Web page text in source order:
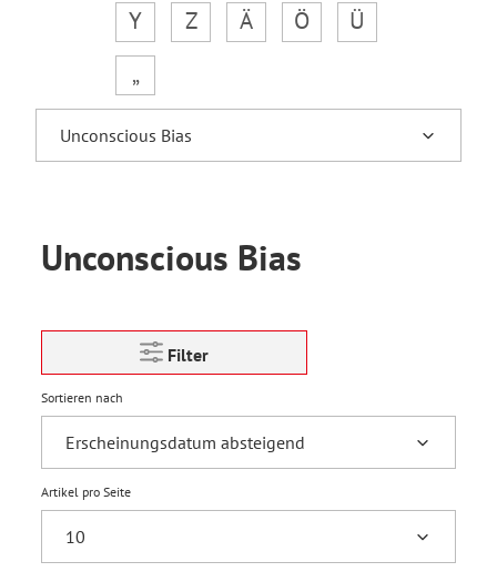
Y
Z Ä Ö
Ü
„
Unconscious Bias
Filter
Sortieren nach
Artikel pro Seite